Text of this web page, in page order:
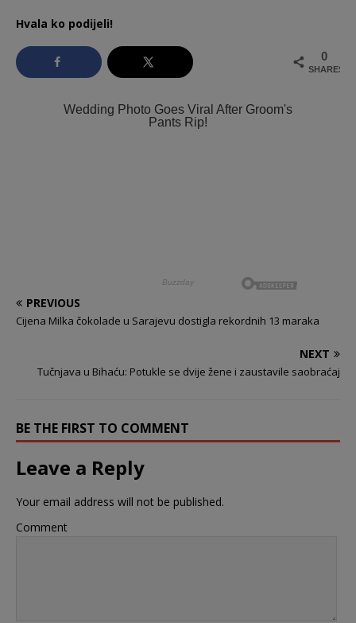
Hvala ko podijeli!
0
SHARES
PREVIOUS
Cijena Milka čokolade u Sarajevu dostigla rekordnih 13 maraka
NEXT
Tučnjava u Bihaću: Potukle se dvije žene i zaustavile saobraćaj
BE THE FIRST TO COMMENT
Leave a Reply
Your email address will not be published.
Comment